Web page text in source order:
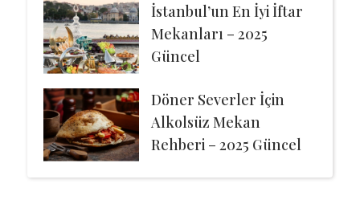
İstanbul’un En İyi İftar
Mekanları – 2025
Güncel
Döner Severler İçin
Alkolsüz Mekan
Rehberi – 2025 Güncel